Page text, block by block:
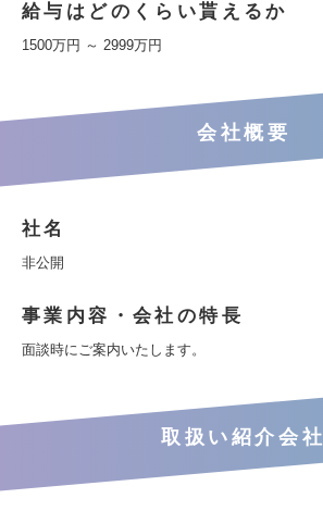
給与はどのくらい貰えるか
1500万円 ～ 2999万円
会社概要
社名
非公開
事業内容・会社の特長
面談時にご案内いたします。
取扱い紹介会社